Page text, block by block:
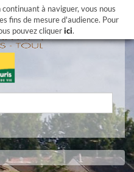
à naviguer, vous nous
fins de mesure d'audience. Pour
pouvez cliquerici.